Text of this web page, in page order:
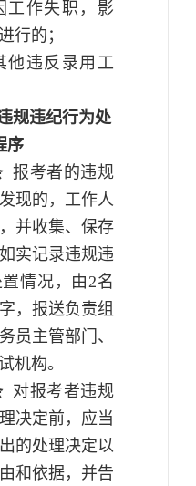
工作失职，影
行的；
他违反录用工
规违纪行为处
序
报考者的违规
现的，工作人
并收集、保存
实记录违规违
情况，由2名
，报送负责组
员主管部门、
机构。
对报考者违规
决定前，应当
的处理决定以
和依据，并告